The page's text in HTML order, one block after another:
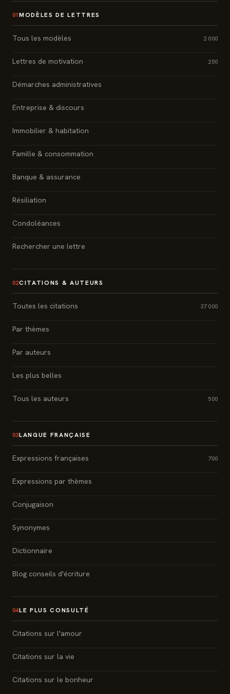
01 MODÈLES DE LETTRES
Tous les modèles 2 000
Lettres de motivation 250
Démarches administratives
Entreprise & discours
Immobilier & habitation
Famille & consommation
Banque & assurance
Résiliation
Condoléances
Rechercher une lettre
02CITATIONS & AUTEURS
Toutes les citations 37 000
Par thèmes
Par auteurs
Les plus belles
Tous les auteurs 500
03LANGUE FRANÇAISE
Expressions françaises 700
Expressions par thèmes
Conjugaison
Synonymes
Dictionnaire
Blog conseils d'écriture
04LE PLUS CONSULTÉ
Citations sur l'amour
Citations sur la vie
Citations sur le bonheur